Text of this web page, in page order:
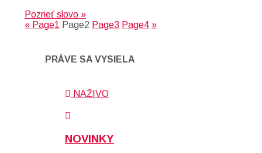
Pozrieť slovo »
« Page1 Page2 Page3 Page4 »
PRÁVE SA VYSIELA
NAŽIVO
NOVINKY